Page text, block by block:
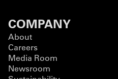
COMPANY
About
Careers
Media Room
Newsroom